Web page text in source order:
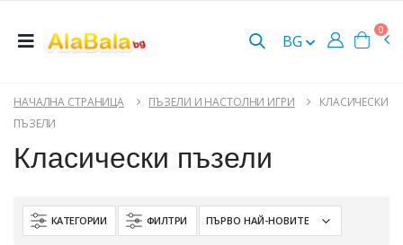
BG
0
НАЧАЛНА СТРАНИЦА ПЪЗЕЛИ И НАСТОЛНИ ИГРИ
КЛАСИЧЕСКИ
ПЪЗЕЛИ
Класически пъзели
КАТЕГОРИИ ФИЛТРИ